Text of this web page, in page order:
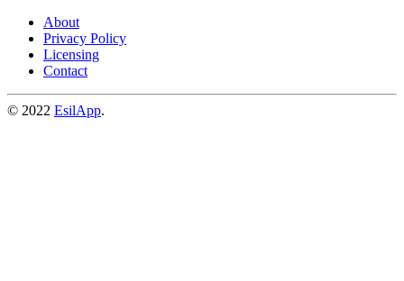
About
Privacy Policy
Licensing
Contact
© 2022 EsilApp.